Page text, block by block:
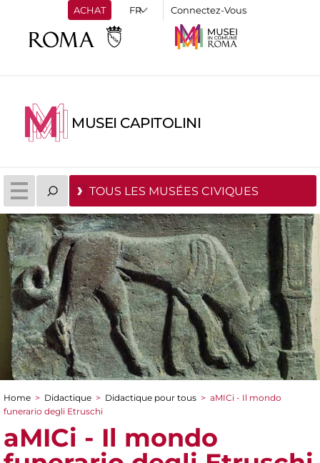
ACHAT Connectez-Vous
MUSEI CAPITOLINI
TOUS LES MUSÉES CIVIQUES
You are here
Home > Didactique > Didactique pour tous > aMICi - Il mondo
funerario degli Etruschi
aMICi - Il mondo